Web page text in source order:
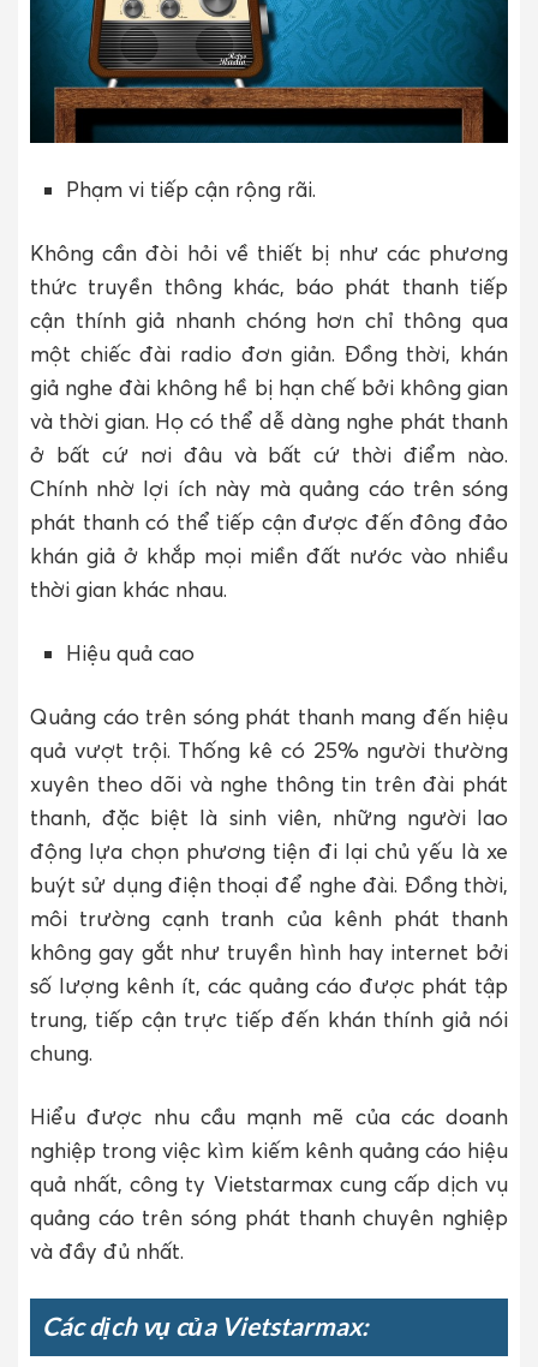
Phạm vi tiếp cận rộng rãi.
Không cần đòi hỏi về thiết bị như các phương
thức truyền thông khác, báo phát thanh tiếp
cận thính giả nhanh chóng hơn chỉ thông qua
một chiếc đài radio đơn giản. Đồng thời, khán
giả nghe đài không hề bị hạn chế bởi không gian
và thời gian. Họ có thể dễ dàng nghe phát thanh
ở bất cứ nơi đâu và bất cứ thời điểm nào.
Chính nhờ lợi ích này mà quảng cáo trên sóng
phát thanh có thể tiếp cận được đến đông đảo
khán giả ở khắp mọi miền đất nước vào nhiều
thời gian khác nhau.
Hiệu quả cao
Quảng cáo trên sóng phát thanh mang đến hiệu
quả vượt trội. Thống kê có 25% người thường
xuyên theo dõi và nghe thông tin trên đài phát
thanh, đặc biệt là sinh viên, những người lao
động lựa chọn phương tiện đi lại chủ yếu là xe
buýt sử dụng điện thoại để nghe đài. Đồng thời,
môi trường cạnh tranh của kênh phát thanh
không gay gắt như truyền hình hay internet bởi
số lượng kênh ít, các quảng cáo được phát tập
trung, tiếp cận trực tiếp đến khán thính giả nói
chung.
Hiểu được nhu cầu mạnh mẽ của các doanh
nghiệp trong việc kìm kiếm kênh quảng cáo hiệu
quả nhất, công ty Vietstarmax cung cấp dịch vụ
quảng cáo trên sóng phát thanh chuyên nghiệp
và đầy đủ nhất.
Các dịch vụ của Vietstarmax: